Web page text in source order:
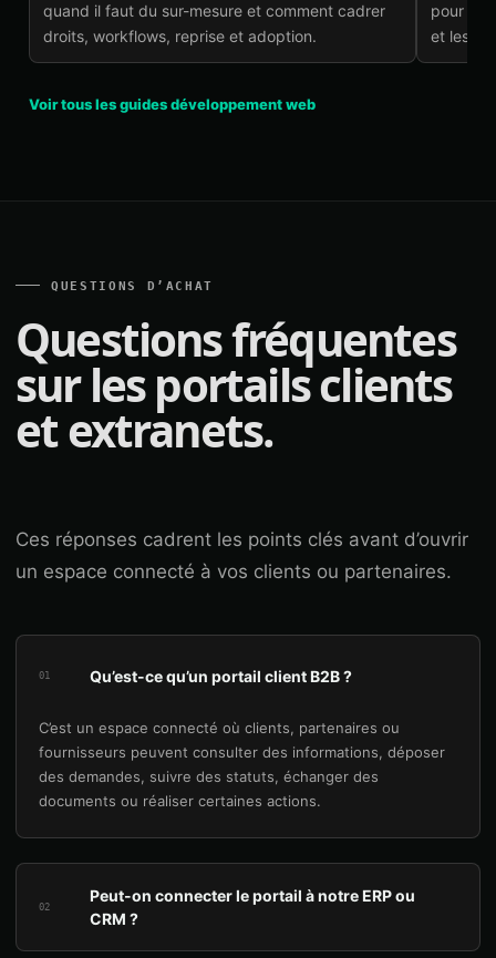
quand il faut du sur-mesure et comment cadrer
droits, workflows, reprise et adoption.
pour
et les
Voir tous les guides développement web
QUESTIONS D’ACHAT
Questions fréquentes
sur les portails clients
et extranets.
Ces réponses cadrent les points clés avant d’ouvrir
un espace connecté à vos clients ou partenaires.
01 Qu’est-ce qu’un portail client B2B ?
C’est un espace connecté où clients, partenaires ou
fournisseurs peuvent consulter des informations, déposer
des demandes, suivre des statuts, échanger des
documents ou réaliser certaines actions.
02
Peut-on connecter le portail à notre ERP ou
CRM ?